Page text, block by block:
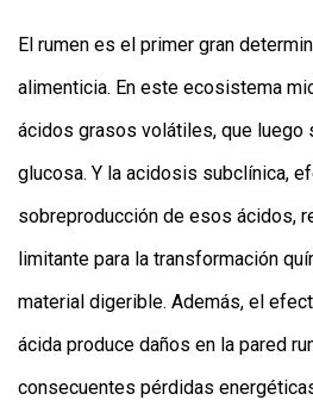
El rumen es el primer gran
alimenticia. En este ecosistema
ácidos grasos volátiles, que luego
glucosa. Y la acidosis subclínica,
sobreproducción de esos ácidos,
limitante para la transformación
material digerible. Además, el
ácida produce daños en la pared
consecuentes pérdidas